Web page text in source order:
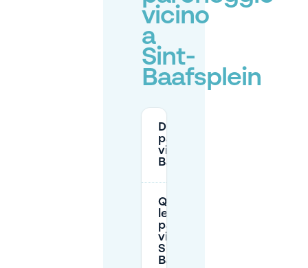
vicino
a
Sint-
Baafsplein
Dove posso
parcheggiare
vicino a Sint-
Baafsplein?
Quali sono
le tariffe di
parcheggio
vicino a
Sint-
Baafsplein?